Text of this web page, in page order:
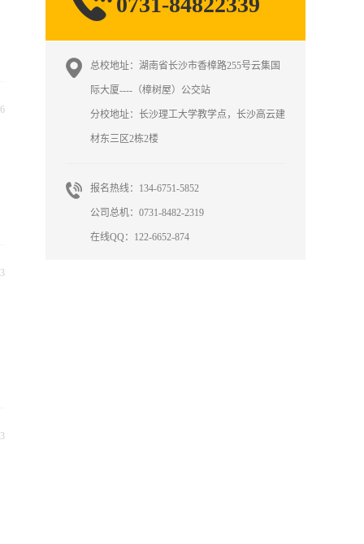
总校地址：湖南省长沙市香樟路255号云集国
际大厦----（樟树屋）公交站
分校地址：长沙理工大学教学点，长沙高云建
材东三区2栋2楼
报名热线：134-6751-5852
公司总机：0731-8482-2319
在线QQ：122-6652-874